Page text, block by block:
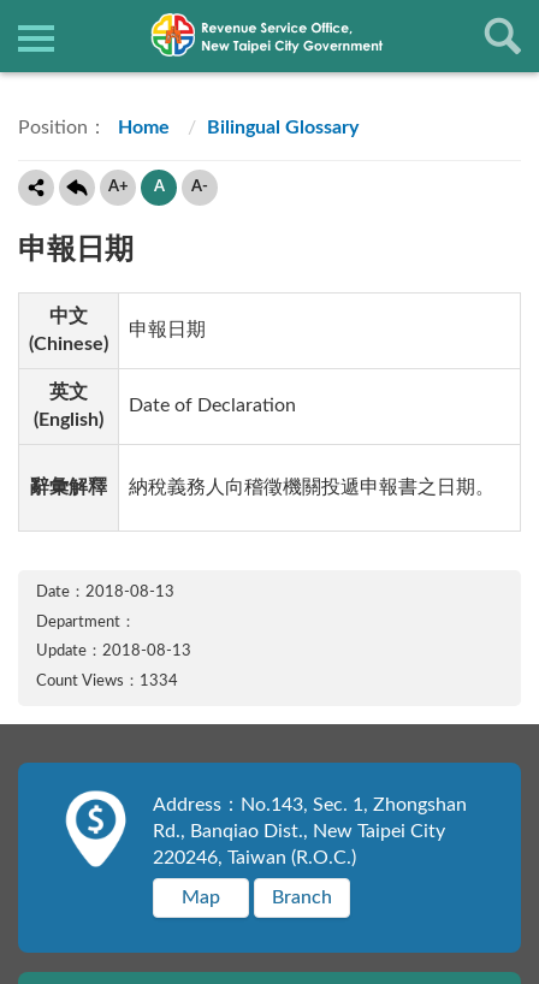
Home Bilingual Glossary
A+ A A-
申報日期
中文
(Chinese)
申報日期
英文
(English)
Date of Declaration
辭彙解釋 納稅義務人向稽徵機關投遞申報書之日期。
Date：2018-08-13
Department：
Update：2018-08-13
Count Views：1334
Address：No.143, Sec. 1, Zhongshan
Rd., Banqiao Dist., New Taipei City
220246, Taiwan (R.O.C.)
Map Branch